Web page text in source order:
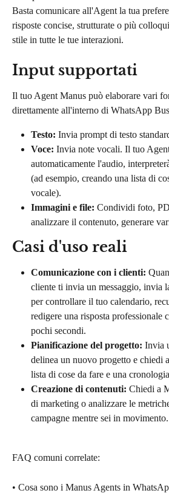
Basta comunicare all'Agent la tua
risposte concise, strutturate o più
stile in tutte le tue interazioni.
Input supportati
Il tuo Agent Manus può elaborare vari
direttamente all'interno di WhatsApp
Testo: Invia prompt di testo
Voce: Invia note vocali. Il tuo
automaticamente l'audio,
(ad esempio, creando una lista di
vocale).
Immagini e file: Condividi foto,
analizzare il contenuto, generare
Casi d'uso reali
Comunicazione con i clienti:
cliente ti invia un messaggio, invia
per controllare il tuo calendario,
redigere una risposta professionale
pochi secondi.
Pianificazione del progetto: Invia
delinea un nuovo progetto e chiedi
lista di cose da fare e una
Creazione di contenuti: Chiedi a
di marketing o analizzare le
campagne mentre sei in movimento.
FAQ comuni correlate:
• Cosa sono i Manus Agents in